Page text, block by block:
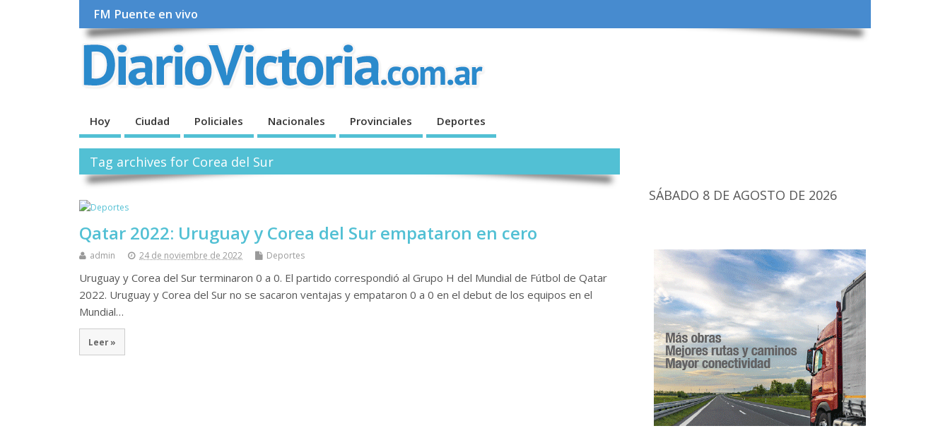
FM Puente en vivo
Hoy Ciudad Policiales Nacionales Provinciales Deportes
Tag archives for Corea del Sur
Qatar 2022: Uruguay y Corea del Sur empataron en cero
admin 24 de noviembre de 2022 Deportes
Uruguay y Corea del Sur terminaron 0 a 0. El partido correspondió al Grupo H del Mundial de Fútbol de Qatar
2022. Uruguay y Corea del Sur no se sacaron ventajas y empataron 0 a 0 en el debut de los equipos en el
Mundial…
Leer »
SÁBADO 8 DE AGOSTO DE 2026